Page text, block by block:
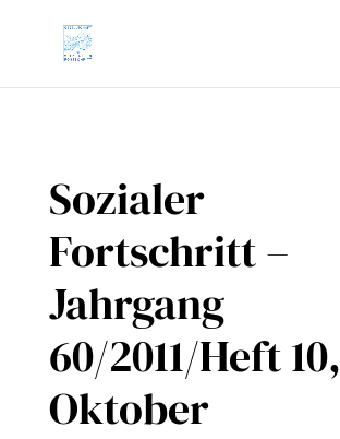
Sozialer
Fortschritt –
Jahrgang
60/2011/Heft 10,
Oktober